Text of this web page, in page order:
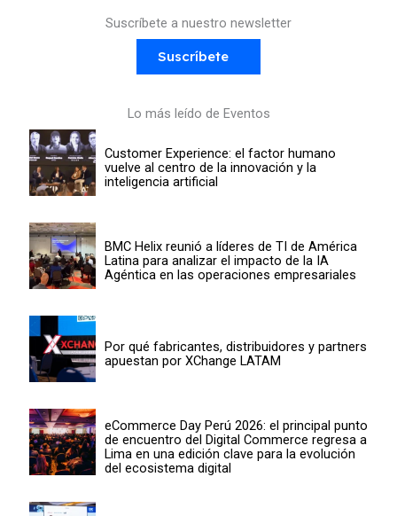
Suscríbete a nuestro newsletter
Suscríbete
Lo más leído de Eventos
Customer Experience: el factor humano
vuelve al centro de la innovación y la
inteligencia artificial
BMC Helix reunió a líderes de TI de América
Latina para analizar el impacto de la IA
Agéntica en las operaciones empresariales
Por qué fabricantes, distribuidores y partners
apuestan por XChange LATAM
eCommerce Day Perú 2026: el principal punto
de encuentro del Digital Commerce regresa a
Lima en una edición clave para la evolución
del ecosistema digital